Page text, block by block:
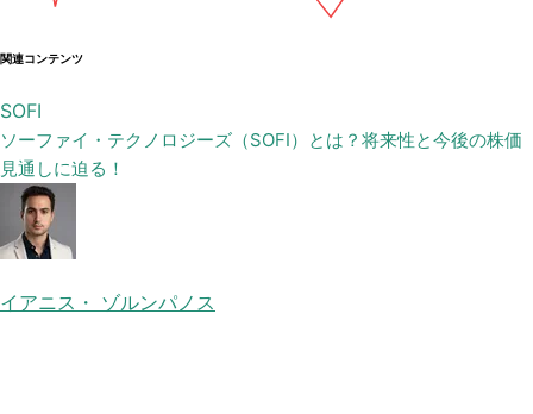
関連コンテンツ
SOFI
ソーファイ・テクノロジーズ（SOFI）とは？将来性と今後の株価
見通しに迫る！
イアニス・ ゾルンパノス